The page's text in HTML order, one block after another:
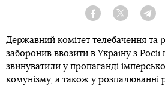
Facebook Twitter
Державний комітет телебачення та
заборонив ввозити в Україну з Росії
звинуватили у пропаганді
комунізму, а також у розпалюванні